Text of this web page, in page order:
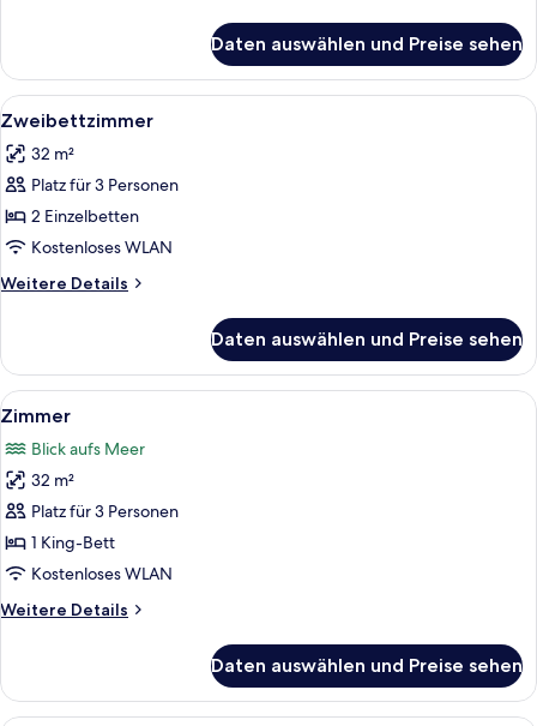
Daten auswählen und Preise sehen
Alle
Fotos
für
Zweibettzimmer
anzeigen
Ein ordentlich bezogenes Bett mit
4
Zweibettzimmer
32 m²
Platz für 3 Personen
2 Einzelbetten
Kostenloses WLAN
Weitere Details
Weitere
Daten auswählen und Preise sehen
Alle
Fotos
für
Zimmer
anzeigen
Ein Hotelzimmer mit einem großen
8
Zimmer
Blick aufs Meer
32 m²
Platz für 3 Personen
1 King-Bett
Kostenloses WLAN
Weitere Details
Weitere
Daten auswählen und Preise sehen